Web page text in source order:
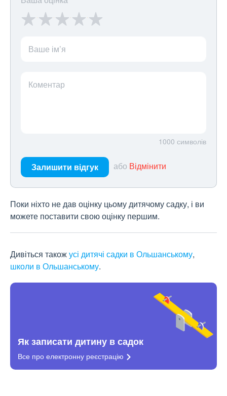
Ваше ім’я
Коментар
1000 символів
Залишити відгук або Відмінити
Поки ніхто не дав оцінку цьому дитячому садку, і ви
можете поставити свою оцінку першим.
Дивіться такожусі дитячі садки в Ольшанському,
школи в Ольшанському.
Як записати дитину в садок
Все про електронну реєстрацію